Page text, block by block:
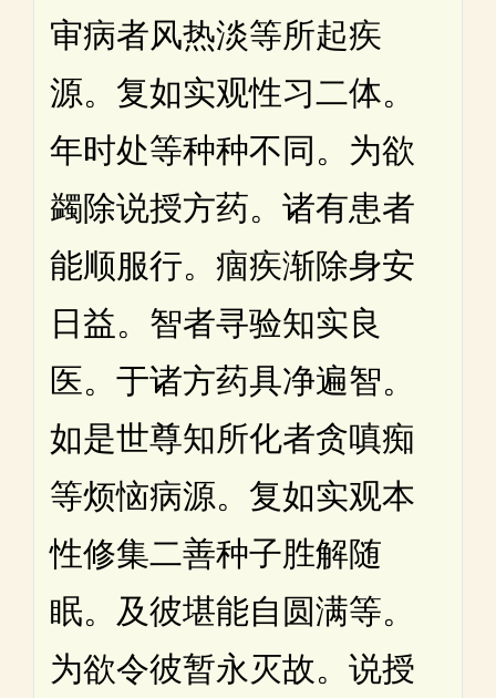
审病者风热淡等所起疾
源。复如实观性习二体。
年时处等种种不同。为欲
蠲除说授方药。诸有患者
能顺服行。痼疾渐除身安
日益。智者寻验知实良
医。于诸方药具净遍智。
如是世尊知所化者贪嗔痴
等烦恼病源。复如实观本
性修集二善种子胜解随
眠。及彼堪能自圆满等。
为欲令彼暂永灭故。说授